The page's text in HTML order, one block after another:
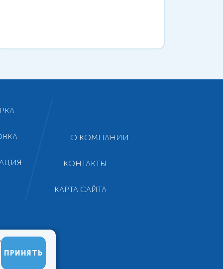
О КОМПАНИИ
КОНТАКТЫ
КАРТА САЙТА
ПРИНЯТЬ